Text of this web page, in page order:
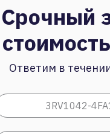
Срочный
Ответим в